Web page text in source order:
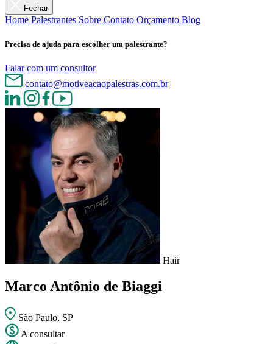
Fechar
Home Palestrantes Sobre Contato Orçamento Blog
Precisa de ajuda para escolher um palestrante?
Falar com um consultor
contato@motiveacaopalestras.com.br
Hair
Marco Antônio de Biaggi
São Paulo, SP
A consultar